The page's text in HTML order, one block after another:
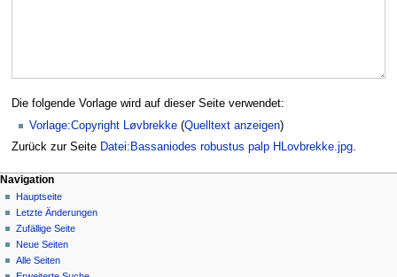
Die folgende Vorlage wird auf dieser Seite verwendet:
Vorlage:Copyright Løvbrekke (Quelltext anzeigen)
Zurück zur Seite Datei:Bassaniodes robustus palp HLovbrekke.jpg.
Navigation
Hauptseite
Letzte Änderungen
Zufällige Seite
Neue Seiten
Alle Seiten